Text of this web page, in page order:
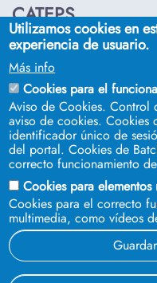
CATEPS
C/ Euclides, s/n. Sevilla
secdireps@us.es
SÍGUENOS
© 2023
Utilizamos cookies en
experiencia de usuario.
Más info
Cookies para el
Aviso de Cookies.
aviso de cookies. Cookies
identificador único de
del portal. Cookies de
correcto funcionamiento
Cookies para elementos
Cookies para el correcto
multimedia, como vídeos